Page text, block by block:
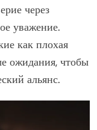
через
уважение.
как плохая
ожидания, чтобы
альянс.